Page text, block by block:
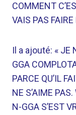
COMMENT
VAIS PAS
Il a ajouté: « JE
GGA
PARCE QU’IL
NE S’AIME
N-GGA S’EST